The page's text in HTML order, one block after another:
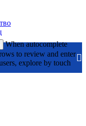
When autocomplete
to review and enter
explore by touch